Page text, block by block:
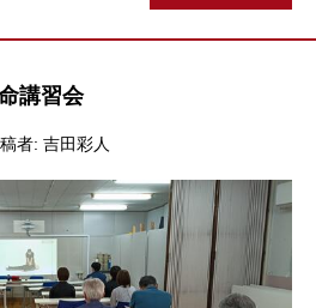
講習会
者: 吉田彩人